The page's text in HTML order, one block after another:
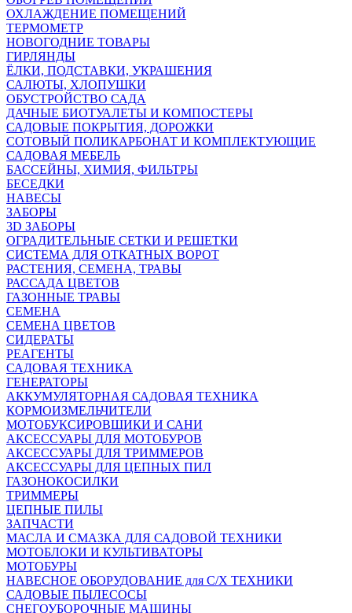
ОХЛАЖДЕНИЕ ПОМЕЩЕНИЙ
ТЕРМОМЕТР
НОВОГОДНИЕ ТОВАРЫ
ГИРЛЯНДЫ
ЁЛКИ, ПОДСТАВКИ, УКРАШЕНИЯ
САЛЮТЫ, ХЛОПУШКИ
ОБУСТРОЙСТВО САДА
ДАЧНЫЕ БИОТУАЛЕТЫ И КОМПОСТЕРЫ
САДОВЫЕ ПОКРЫТИЯ, ДОРОЖКИ
СОТОВЫЙ ПОЛИКАРБОНАТ И КОМПЛЕКТУЮЩИЕ
САДОВАЯ МЕБЕЛЬ
БАССЕЙНЫ, ХИМИЯ, ФИЛЬТРЫ
БЕСЕДКИ
НАВЕСЫ
ЗАБОРЫ
3D ЗАБОРЫ
ОГРАДИТЕЛЬНЫЕ СЕТКИ И РЕШЕТКИ
СИСТЕМА ДЛЯ ОТКАТНЫХ ВОРОТ
РАСТЕНИЯ, СЕМЕНА, ТРАВЫ
РАССАДА ЦВЕТОВ
ГАЗОННЫЕ ТРАВЫ
СЕМЕНА
СЕМЕНА ЦВЕТОВ
СИДЕРАТЫ
РЕАГЕНТЫ
САДОВАЯ ТЕХНИКА
ГЕНЕРАТОРЫ
АККУМУЛЯТОРНАЯ САДОВАЯ ТЕХНИКА
КОРМОИЗМЕЛЬЧИТЕЛИ
МОТОБУКСИРОВЩИКИ И САНИ
АКСЕССУАРЫ ДЛЯ МОТОБУРОВ
АКСЕССУАРЫ ДЛЯ ТРИММЕРОВ
АКСЕССУАРЫ ДЛЯ ЦЕПНЫХ ПИЛ
ГАЗОНОКОСИЛКИ
ТРИММЕРЫ
ЦЕПНЫЕ ПИЛЫ
ЗАПЧАСТИ
МАСЛА И СМАЗКА ДЛЯ САДОВОЙ ТЕХНИКИ
МОТОБЛОКИ И КУЛЬТИВАТОРЫ
МОТОБУРЫ
НАВЕСНОЕ ОБОРУДОВАНИЕ для С/Х ТЕХНИКИ
САДОВЫЕ ПЫЛЕСОСЫ
СНЕГОУБОРОЧНЫЕ МАШИНЫ